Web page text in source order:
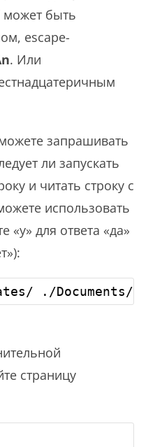
может быть
escape-
. Или
запрашивать
ли запускать
и читать строку с
использовать
«y» для ответа «да»
./Documents/
страницу